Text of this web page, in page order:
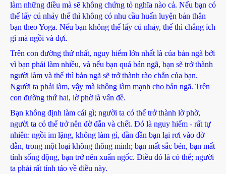
làm những điều mà sẽ không chứng tỏ nghĩa nào cả. Nếu bạn có
thể lấy cú nhảy thế thì không có nhu cầu huấn luyện bản thân
bạn theo Yoga. Nếu bạn không thể lấy cú nhảy, thế thì chẳng ích
gì mà ngồi và đợi.
Trên con đường thứ nhất, nguy hiểm lớn nhất là của bản ngã bởi
vì bạn phải làm nhiều, và nếu bạn quá bản ngã, bạn sẽ trở thành
người làm và thế thì bản ngã sẽ trở thành rào chắn của bạn.
Người ta phải làm, vậy mà không làm mạnh cho bản ngã. Trên
con đường thứ hai, lờ phờ là vấn đề.
Bạn không định làm cái gì; người ta có thể trở thành lờ phờ,
người ta có thể trở nên đờ đẫn và chết. Đó là nguy hiểm - rất tự
nhiên: ngồi im lặng, không làm gì, dần dần bạn lại rơi vào đờ
đẫn, trong một loại không thông minh; bạn mất sắc bén, bạn mất
tính sống động, bạn trở nên xuẩn ngốc. Điều đó là có thể; người
ta phải rất tỉnh táo về điều này.